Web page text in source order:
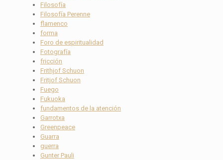
Filosofía
Filosofía Perenne
flamenco
forma
Foro de espiritualidad
Fotografía
fricción
Frithjof Schuon
Fritjof Schuon
Fuego
Fukuoka
fundamentos de la atención
Garrotxa
Greenpeace
Guarra
guerra
Gunter Pauli